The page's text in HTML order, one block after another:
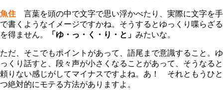
魚住 言葉を頭の中で文字で思い浮かべたり、実際に文字を手
で書くようなイメージですかね。そうするとゆっくり喋らざる
を得ません。
「ゆ・っ・く・り・と」 みたいな。
ただ、そこでもポイントがあって、語尾まで意識すること。ゆ
っくり話すと、段々声が小さくなることがあって、そうなると
頼りない感じがしてマイナスですよね。あ！ それともうひと
つ絶対的にモテる方法がありますよ。